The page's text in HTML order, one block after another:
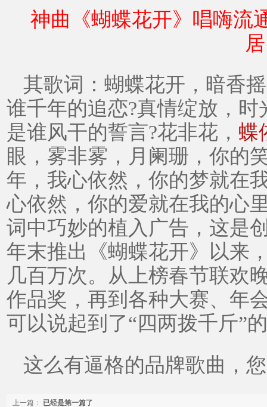
神曲《蝴蝶花开》唱嗨流
居
其歌词：蝴蝶花开，暗香
谁千年的追恋?真情绽放，
是谁风干的誓言?花非花， 蝶
眼，雾非雾，月阑珊，你的
年，我心依然，你的梦就在
心依然，你的爱就在我的心
词中巧妙的植入广告，这是
年末推出《蝴蝶花开》以来
几百万次。从上榜春节联欢
作品奖，再到各种大赛、年
可以说起到了“四两拨千斤”
这么有逼格的品牌歌曲，您
上一篇： 已经是第一篇了